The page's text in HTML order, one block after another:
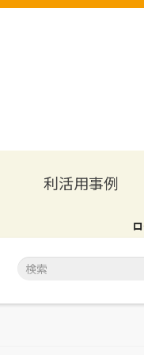
利活用事例